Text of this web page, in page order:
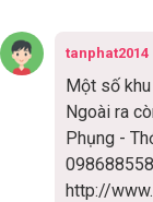
tanphat2014
Một số khu
Ngoài ra
Phụng -
http://